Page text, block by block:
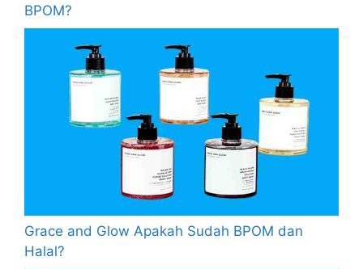
BPOM?
Grace and Glow Apakah Sudah BPOM dan
Halal?